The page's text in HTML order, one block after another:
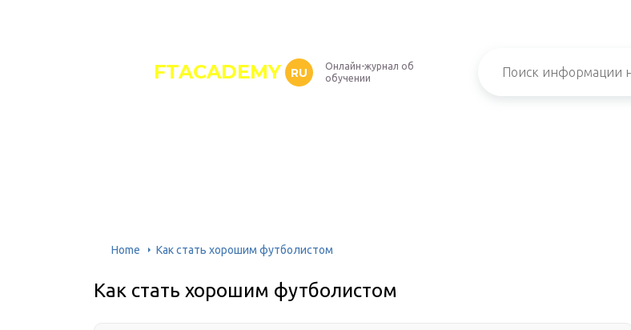
FTACADEMY RU
Онлайн-журнал об
обучении
Home Как стать хорошим футболистом
Как стать хорошим футболистом